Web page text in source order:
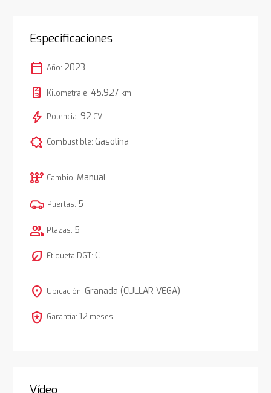
Especificaciones
calendar_today Año: 2023
Kilometraje: 45.927 km
bolt Potencia: 92 CV
comic_bubble Combustible: Gasolina
auto_transmission Cambio: Manual
Puertas: 5
group Plazas: 5
nest_eco_leaf Etiqueta DGT: C
location_on Ubicación: Granada (CULLAR VEGA)
local_police Garantía: 12 meses
Vídeo